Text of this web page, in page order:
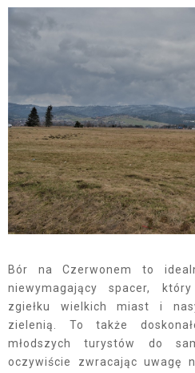
Bór na Czerwonem to
niewymagający spacer,
zgiełku wielkich miast i
zielenią. To także
młodszych turystów do
oczywiście zwracając uwagę